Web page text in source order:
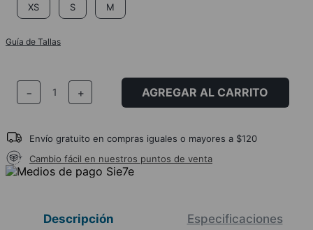
XS S M
Guía de Tallas
＋
－ AGREGAR AL CARRITO
Envío gratuito en compras iguales o mayores a $120
Cambio fácil en nuestros puntos de venta
Descripción Especificaciones